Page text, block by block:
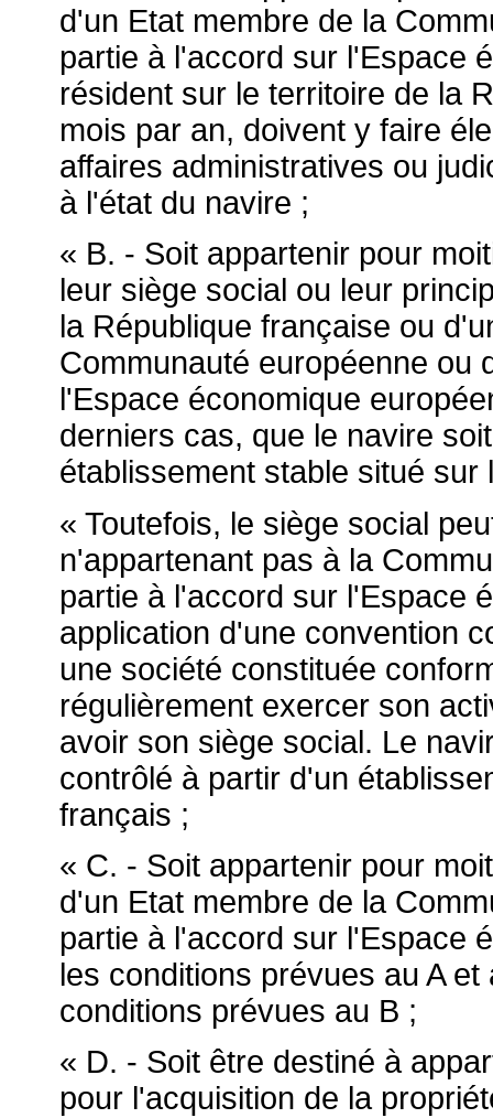
d'un Etat membre de la
partie à l'accord sur l'Espace
résident sur le territoire de la
mois par an, doivent y faire
affaires administratives ou
à l'état du navire ;
« B. - Soit appartenir pour
leur siège social ou leur
la République française ou
Communauté européenne ou
l'Espace économique
derniers cas, que le navire
établissement stable situé sur
« Toutefois, le siège social
n'appartenant pas à la
partie à l'accord sur l'Espace
application d'une convention
une société constituée
régulièrement exercer son
avoir son siège social. Le
contrôlé à partir d'un
français ;
« C. - Soit appartenir pour
d'un Etat membre de la
partie à l'accord sur l'Espace
les conditions prévues au A
conditions prévues au B ;
« D. - Soit être destiné à
pour l'acquisition de la